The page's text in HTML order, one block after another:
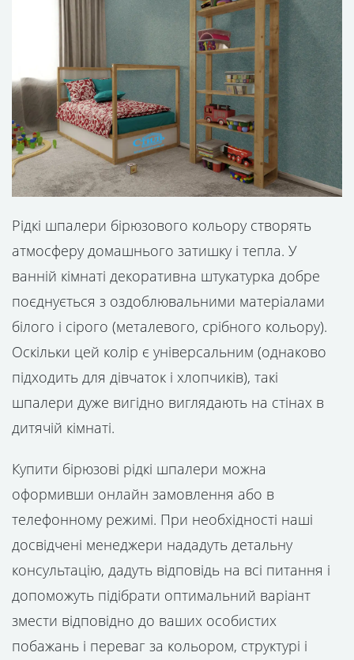
Рідкі шпалери бірюзового кольору створять
атмосферу домашнього затишку і тепла. У
ванній кімнаті декоративна штукатурка добре
поєднується з оздоблювальними матеріалами
білого і сірого (металевого, срібного кольору).
Оскільки цей колір є універсальним (однаково
підходить для дівчаток і хлопчиків), такі
шпалери дуже вигідно виглядають на стінах в
дитячій кімнаті.
Купити бірюзові рідкі шпалери можна
оформивши онлайн замовлення або в
телефонному режимі. При необхідності наші
досвідчені менеджери нададуть детальну
консультацію, дадуть відповідь на всі питання і
допоможуть підібрати оптимальний варіант
змести відповідно до ваших особистих
побажань і переваг за кольором, структурі і